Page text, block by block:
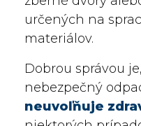
určených na
materiálov.
Dobrou správou
nebezpečný
neuvoľňuje